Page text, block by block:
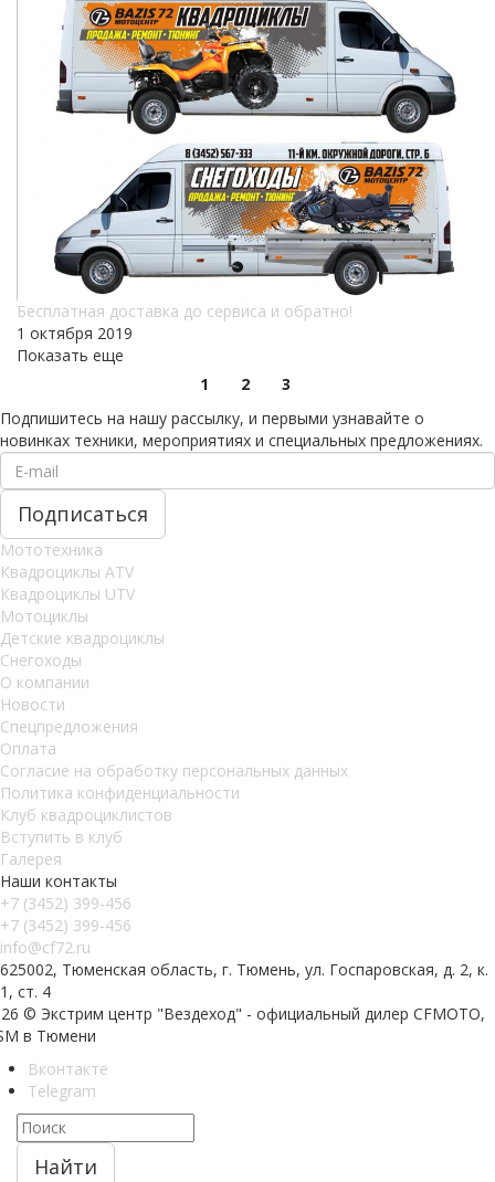
Бесплатная доставка до сервиса и обратно!
1 октября 2019
Показать еще
1
2
3
Подпишитесь на нашу рассылку, и первыми узнавайте о
новинках техники, мероприятиях и специальных предложениях.
Мототехника
Квадроциклы ATV
Квадроциклы UTV
Мотоциклы
Детские квадроциклы
Снегоходы
О компании
Новости
Спецпредложения
Оплата
Согласие на обработку персональных данных
Политика конфиденциальности
Клуб квадроциклистов
Вступить в клуб
Галерея
Наши контакты
+7 (3452) 399-456
+7 (3452) 399-456
info@cf72.ru
625002, Тюменская область, г. Тюмень, ул. Госпаровская, д. 2, к.
1, ст. 4
© Экстрим центр "Вездеход" - официальный дилер CFMOTO,
в Тюмени
Вконтакте
Telegram
Найти